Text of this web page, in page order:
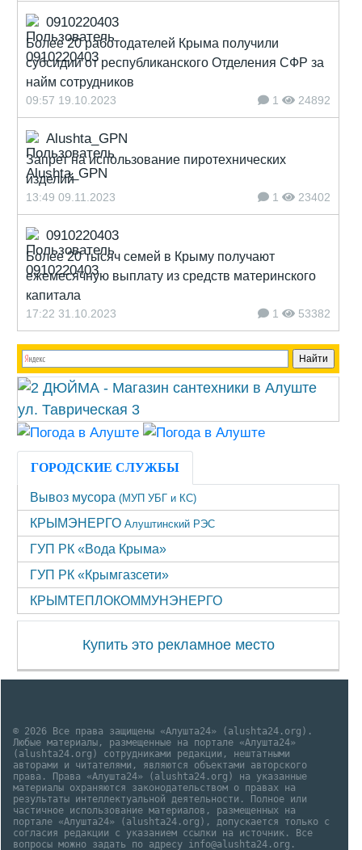
0910220403
Более 20 работодателей Крыма получили
субсидии от республиканского Отделения СФР за
найм сотрудников
09:57 19.10.2023 1 24892
Alushta_GPN
Запрет на использование пиротехнических
изделий
13:49 09.11.2023 1 23402
0910220403
Более 20 тысяч семей в Крыму получают
ежемесячную выплату из средств материнского
капитала
17:22 31.10.2023 1 53382
ГОРОДСКИЕ СЛУЖБЫ
Вывоз мусора (МУП УБГ и КС)
КРЫМЭНЕРГО Алуштинский РЭС
ГУП РК «Вода Крыма»
ГУП РК «Крымгазсети»
КРЫМТЕПЛОКОММУНЭНЕРГО
Купить это рекламное место
© 2026 Все права защищены «Алушта24» (alushta24.org).
Любые материалы, размещенные на портале «Алушта24»
(alushta24.org) сотрудниками редакции, нештатными
авторами и читателями, являются объектами авторского
права. Права «Алушта24» (alushta24.org) на указанные
материалы охраняются законодательством о правах на
результаты интеллектуальной деятельности. Полное или
частичное использование материалов, размещенных на
портале «Алушта24» (alushta24.org), допускается только с
согласия редакции с указанием ссылки на источник. Все
вопросы можно задать по адресу info@alushta24.org.